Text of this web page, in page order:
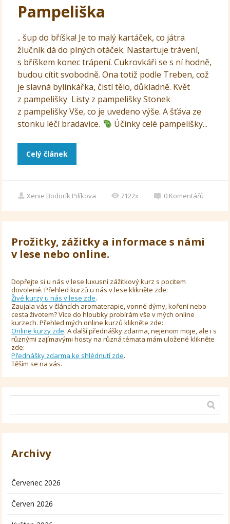
Pampeliška
.. šup do bříška! Je to malý kartáček, co játra
žlučník dá do plných otáček. Nastartuje trávení,
s bříškem konec trápení. Cukrovkáři se s ní hodně,
budou cítit svobodně. Ona totiž podle Treben, což
je slavná bylinkářka, čistí tělo, důkladně. Květ
z pampelišky Listy z pampelišky Stonek
z pampelišky Vše, co je uvedeno výše. A šťáva ze
stonku léčí bradavice.
Účinky celé pampelišky...
Celý článek
Xenie Bodorík Pilíkova 7122x 0 Komentářů
Prožitky, zážitky a informace s námi
v lese nebo online.
Dopřejte si u nás v lese luxusní zážitkový kurz s pocitem
dovolené. Přehled kurzů u nás v lese klikněte zde:
Živé kurzy u nás v lese zde.
Zaujala vás v článcích aromaterapie, vonné dýmy, koření nebo
cesta životem? Více do hloubky probírám vše v mých online
kurzech. Přehled mých online kurzů klikněte zde:
Online kurzy zde. A další přednášky zdarma, nejenom moje, ale i s
různými zajímavými hosty na různá témata mám uložené klikněte
zde:
Přednášky zdarma ke shlédnutí zde.
Těším se na vás.
Archivy
Červenec 2026
Červen 2026